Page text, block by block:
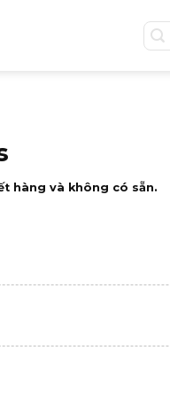
Tìm
kiếm:
hàng và không có sẵn.